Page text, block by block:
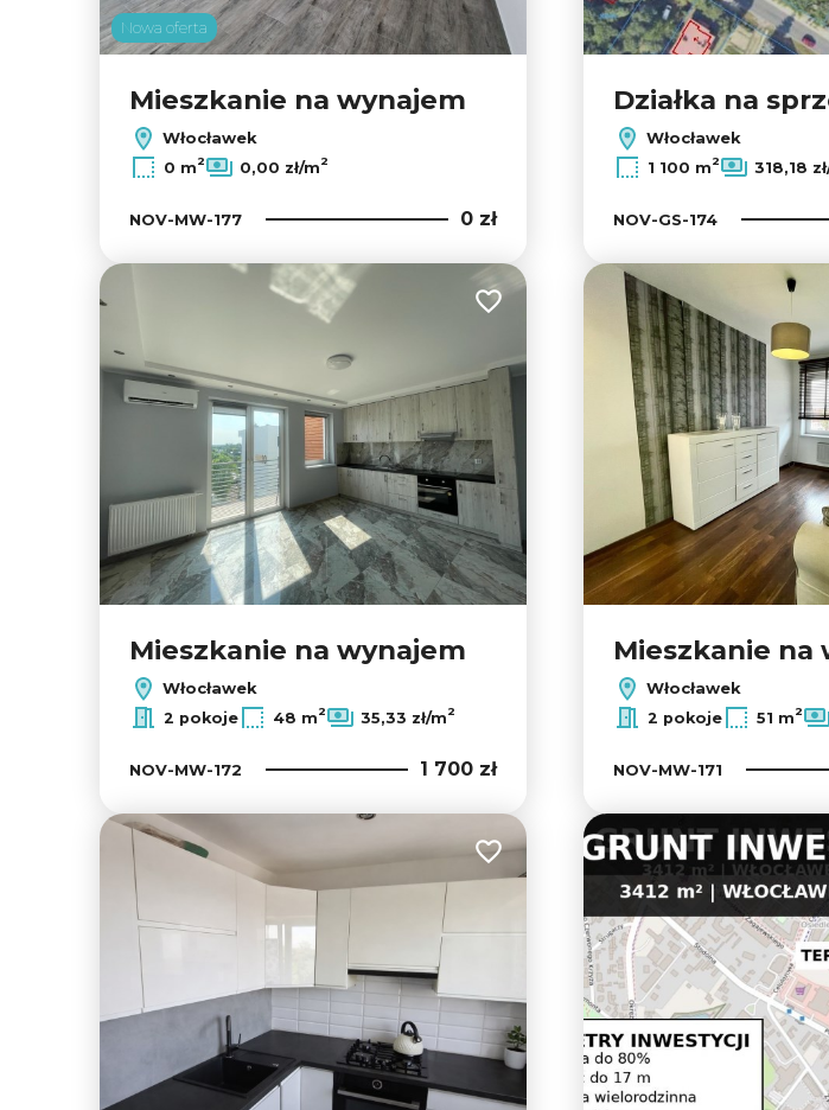
Nowa oferta
Mieszkanie na wynajem
Włocławek
0 m2 0,00 zł/m2
NOV-MW-177 0 zł
Działka na
Włocławek
1 100 m2 318,18
NOV-GS-174
Dodaj do ulubionych
Mieszkanie na wynajem
Włocławek
2 pokoje 48 m2 35,33 zł/m2
NOV-MW-172 1 700 zł
Mieszkanie na
Włocławek
2 pokoje 51 m2
NOV-MW-171
Dodaj do ulubionych